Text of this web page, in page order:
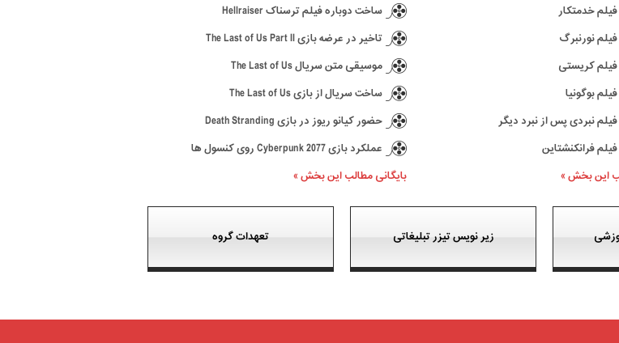
خدمتکار
نورنبرگ
کریستی
بوگونیا
نبردی پس از نبرد دیگر
فرانکنشتاین
این بخش »
ساخت دوباره فیلم ترسناک Hellraiser
تاخیر در عرضه بازی The Last of Us Part II
موسیقی متن سریال The Last of Us
ساخت سریال از بازی The Last of Us
حضور کیانو ریوز در بازی Death Stranding
عملکرد بازی Cyberpunk 2077 روی کنسول ها
بایگانی مطالب این بخش »
زیر نویس تیزر تبلیغاتی تعهدات گروه